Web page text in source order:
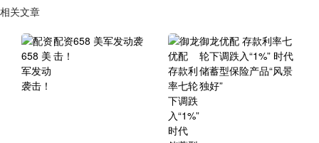
相关文章
配资658 美军发动袭
击！
御龙优配 存款利率七
轮下调跌入“1%” 时代
储蓄型保险产品“风景
独好”